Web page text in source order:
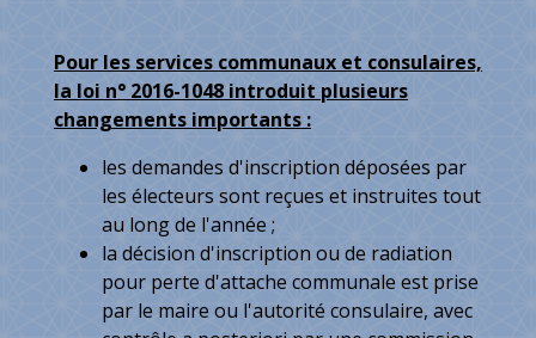
Pour les services communaux et consulaires,
la loi n° 2016-1048 introduit plusieurs
changements importants :
les demandes d'inscription déposées par
les électeurs sont reçues et instruites tout
au long de l'année ;
la décision d'inscription ou de radiation
pour perte d'attache communale est prise
par le maire ou l'autorité consulaire, avec